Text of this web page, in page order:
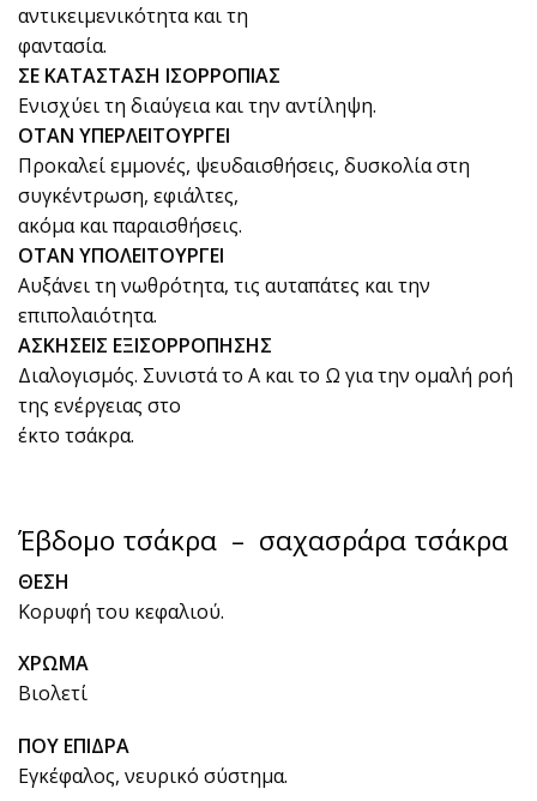
αντικειμενικότητα και τη
φαντασία.
ΣΕ ΚΑΤΑΣΤΑΣΗ ΙΣΟΡΡΟΠΙΑΣ
Ενισχύει τη διαύγεια και την αντίληψη.
ΟΤΑΝ ΥΠΕΡΛΕΙΤΟΥΡΓΕΙ
Προκαλεί εμμονές, ψευδαισθήσεις, δυσκολία στη
συγκέντρωση, εφιάλτες,
ακόμα και παραισθήσεις.
ΟΤΑΝ ΥΠΟΛΕΙΤΟΥΡΓΕΙ
Αυξάνει τη νωθρότητα, τις αυταπάτες και την
επιπολαιότητα.
ΑΣΚΗΣΕΙΣ ΕΞΙΣΟΡΡΟΠΗΣΗΣ
Διαλογισμός. Συνιστά το Α και το Ω για την ομαλή ροή
της ενέργειας στο
έκτο τσάκρα.
Έβδομο τσάκρα – σαχασράρα τσάκρα
ΘΕΣΗ
Κορυφή του κεφαλιού.
ΧΡΩΜΑ
Βιολετί
ΠΟΥ ΕΠΙΔΡΑ
Εγκέφαλος, νευρικό σύστημα.